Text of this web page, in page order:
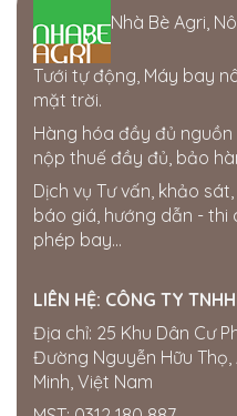
Nhà Bè Agri,
Tưới tự động, Máy bay
mặt trời.
Hàng hóa đầy đủ
nộp thuế đầy đủ, bảo
Dịch vụ Tư vấn, khảo
báo giá, hướng dẫn - thi
phép bay...
LIÊN HỆ: CÔNG TY
Địa chỉ: 25 Khu Dân Cư
Đường Nguyễn Hữu Thọ,
Minh, Việt Nam